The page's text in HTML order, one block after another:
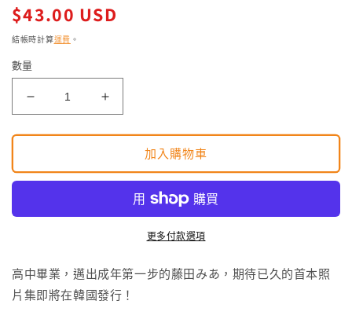
體
案
1
定
價
$43.00 USD
結帳時計算運費 。
數量
あ
1st
『み
あ
あ
1st
『み
あ
加入購物車
更多付款選項
高中畢業，邁出成年第一步的藤田みあ，期待已久的首本照
片集即將在韓國發行！